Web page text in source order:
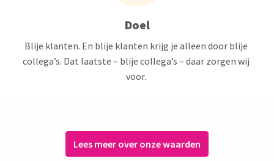
Doel
Blije klanten. En blije klanten krijg je alleen door blije
collega’s. Dat laatste – blije collega’s – daar zorgen wij
voor.
Lees meer over onze waarden